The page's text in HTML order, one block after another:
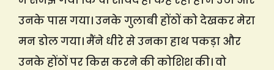
उनके पास गया। उनके गुलाबी होंठों को देखकर मेरा
मन डोल गया। मैंने धीरे से उनका हाथ पकड़ा और
उनके होंठों पर किस करने की कोशिश की। वो